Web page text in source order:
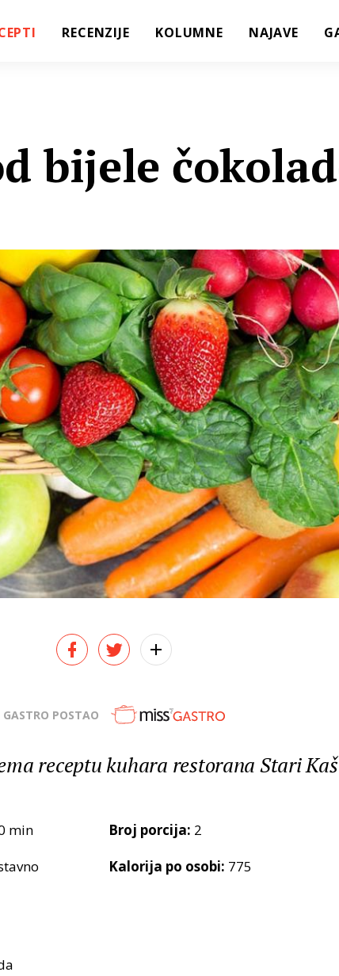
RECENZIJE KOLUMNE NAJAVE
bijele
GASTRO POSTAO
receptu kuhara restorana Stari
min Broj porcija: 2
Kalorija po osobi: 775